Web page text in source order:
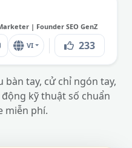
| Founder SEO GenZ
VI 233
bàn tay, cử chỉ ngón tay,
kỹ thuật số chuẩn
miễn phí.